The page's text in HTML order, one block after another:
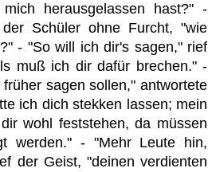
herausgelassen hast?" -
Schüler ohne Furcht, "wie
- "So will ich dir's sagen," rief
muß ich dir dafür brechen." -
sagen sollen," antwortete
ich dich stekken lassen; mein
wohl feststehen, da müssen
werden." - "Mehr Leute hin,
der Geist, "deinen verdienten